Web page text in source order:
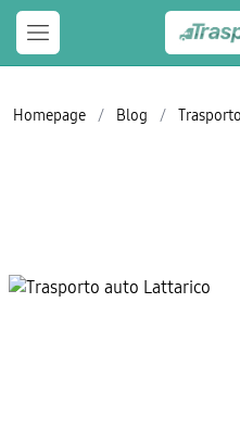
Homepage / Blog /